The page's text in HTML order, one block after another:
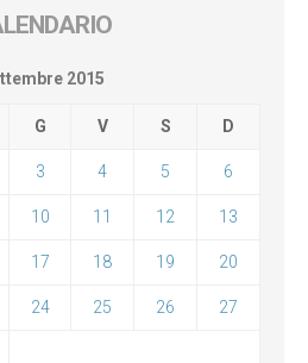
2015
G V S D
3 4 5 6
10 11 12 13
17 18 19 20
24 25 26 27